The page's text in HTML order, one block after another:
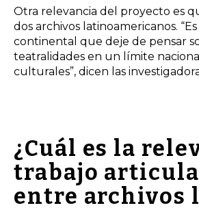
Otra relevancia del proyecto es
dos archivos latinoamericanos.
continental que deje de pensar
teatralidades en un límite
culturales”, dicen las
¿Cuál es la
trabajo
entre archivos